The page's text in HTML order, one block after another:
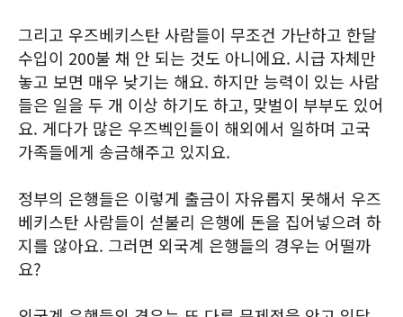
그리고 우즈베키스탄 사람들이 무조건 가난하고 한달
수입이 200불 채 안 되는 것도 아니에요. 시급 자체만
놓고 보면 매우 낮기는 해요. 하지만 능력이 있는 사람
들은 일을 두 개 이상 하기도 하고, 맞벌이 부부도 있어
요. 게다가 많은 우즈벡인들이 해외에서 일하며 고국
가족들에게 송금해주고 있지요.
정부의 은행들은 이렇게 출금이 자유롭지 못해서 우즈
베키스탄 사람들이 섣불리 은행에 돈을 집어넣으려 하
지를 않아요. 그러면 외국계 은행들의 경우는 어떨까
요?